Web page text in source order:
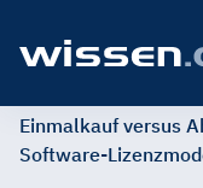
Einmalkauf versus
Software-